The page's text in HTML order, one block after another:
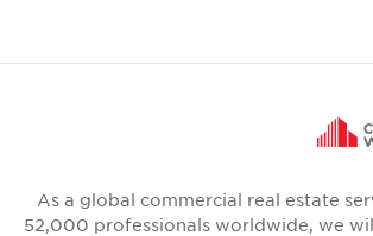
As a global commercial real estate
52,000 professionals worldwide, we